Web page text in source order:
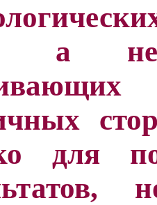
а
для